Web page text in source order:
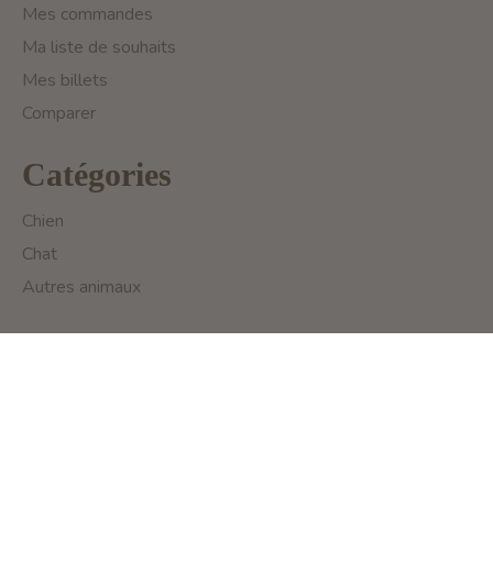
Mes commandes
Ma liste de souhaits
Mes billets
Comparer
Catégories
Chien
Chat
Autres animaux